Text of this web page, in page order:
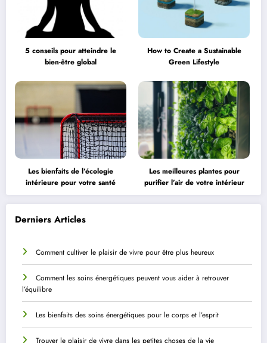
5 conseils pour atteindre le
bien-être global
How to Create a Sustainable
Green Lifestyle
Les bienfaits de l’écologie
intérieure pour votre santé
Les meilleures plantes pour
purifier l’air de votre intérieur
Derniers Articles
Comment cultiver le plaisir de vivre pour être plus heureux
Comment les soins énergétiques peuvent vous aider à retrouver
l’équilibre
Les bienfaits des soins énergétiques pour le corps et l’esprit
Trouver le plaisir de vivre dans les petites choses de la vie